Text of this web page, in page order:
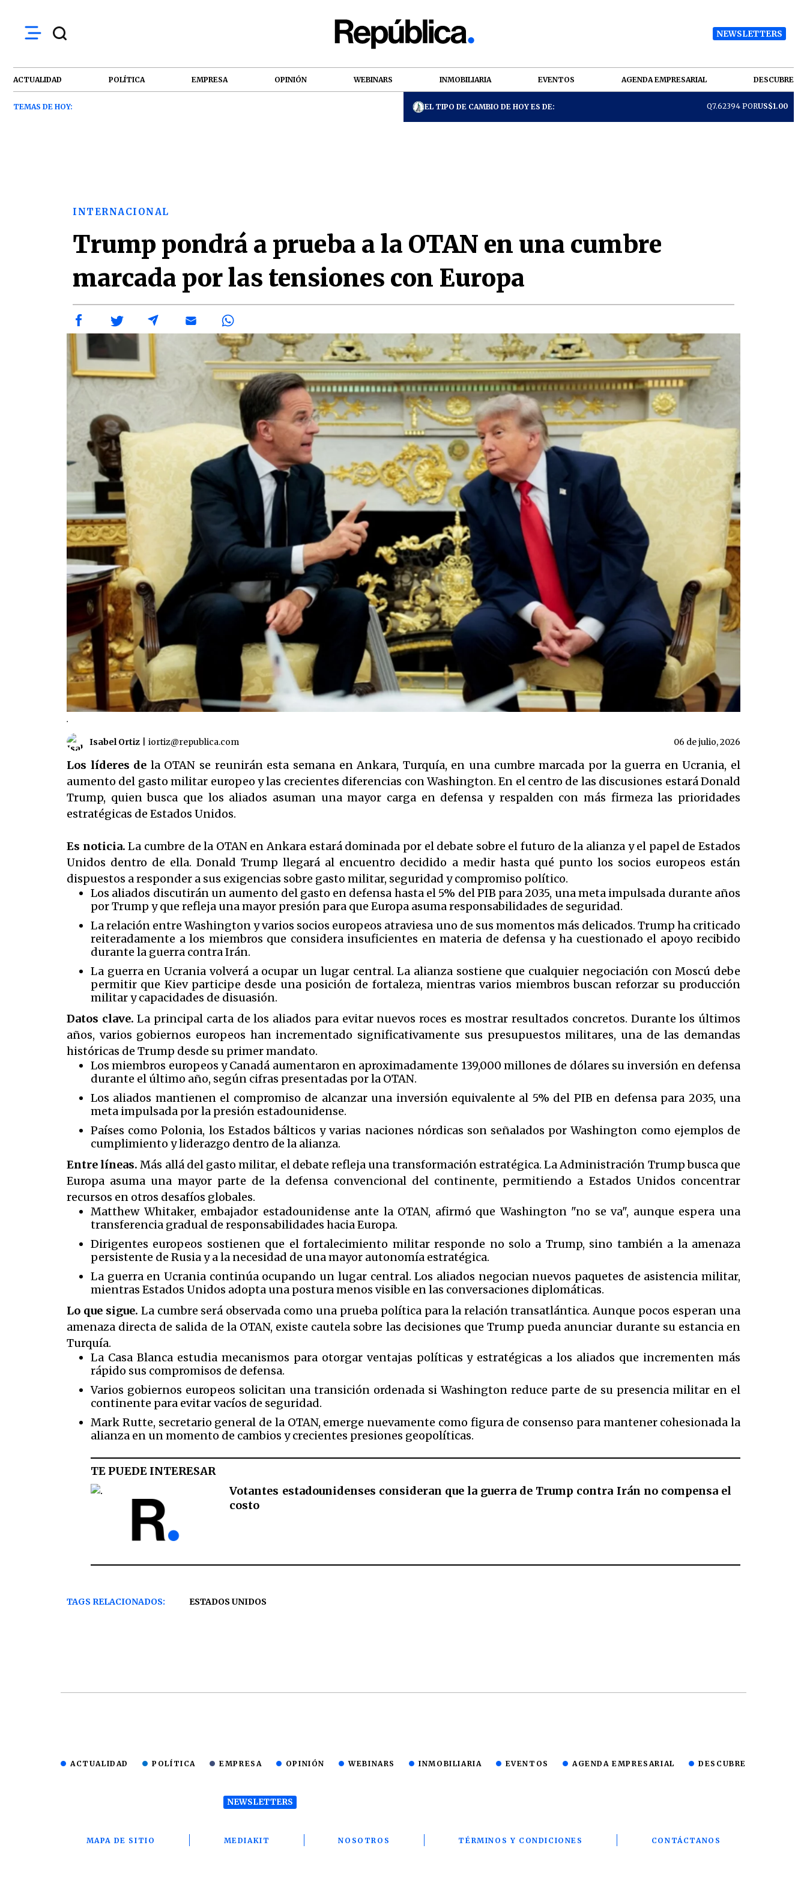
NEWSLETTERS
ACTUALIDAD POLÍTICA EMPRESA OPINIÓN WEBINARS INMOBILIARIA EVENTOS AGENDA EMPRESARIAL DESCUBRE
TEMAS DE HOY: EL TIPO DE CAMBIO DE HOY ES DE: Q7.62394 PORUS$1.00
INTERNACIONAL
Trump pondrá a prueba a la OTAN en una cumbre
marcada por las tensiones con Europa
.
Isabel Ortiz iortiz@republica.com 06 de julio, 2026
Los líderes de la OTAN se reunirán esta semana en Ankara, Turquía, en una cumbre marcada por la guerra en Ucrania, el
aumento del gasto militar europeo y las crecientes diferencias con Washington. En el centro de las discusiones estará Donald
Trump, quien busca que los aliados asuman una mayor carga en defensa y respalden con más firmeza las prioridades
estratégicas de Estados Unidos.
Es noticia.La cumbre de la OTAN en Ankara estará dominada por el debate sobre el futuro de la alianza y el papel de Estados
Unidos dentro de ella. Donald Trump llegará al encuentro decidido a medir hasta qué punto los socios europeos están
dispuestos a responder a sus exigencias sobre gasto militar, seguridad y compromiso político.
Los aliados discutirán un aumento del gasto en defensa hasta el 5% del PIB para 2035, una meta impulsada durante años
por Trump y que refleja una mayor presión para que Europa asuma responsabilidades de seguridad.
La relación entre Washington y varios socios europeos atraviesa uno de sus momentos más delicados. Trump ha criticado
reiteradamente a los miembros que considera insuficientes en materia de defensa y ha cuestionado el apoyo recibido
durante la guerra contra Irán.
La guerra en Ucrania volverá a ocupar un lugar central. La alianza sostiene que cualquier negociación con Moscú debe
permitir que Kiev participe desde una posición de fortaleza, mientras varios miembros buscan reforzar su producción
militar y capacidades de disuasión.
Datos clave.La principal carta de los aliados para evitar nuevos roces es mostrar resultados concretos. Durante los últimos
años, varios gobiernos europeos han incrementado significativamente sus presupuestos militares, una de las demandas
históricas de Trump desde su primer mandato.
Los miembros europeos y Canadá aumentaron en aproximadamente 139,000 millones de dólares su inversión en defensa
durante el último año, según cifras presentadas por la OTAN.
Los aliados mantienen el compromiso de alcanzar una inversión equivalente al 5% del PIB en defensa para 2035, una
meta impulsada por la presión estadounidense.
Países como Polonia, los Estados bálticos y varias naciones nórdicas son señalados por Washington como ejemplos de
cumplimiento y liderazgo dentro de la alianza.
Entre líneas.Más allá del gasto militar, el debate refleja una transformación estratégica. La Administración Trump busca que
Europa asuma una mayor parte de la defensa convencional del continente, permitiendo a Estados Unidos concentrar
recursos en otros desafíos globales.
Matthew Whitaker, embajador estadounidense ante la OTAN, afirmó que Washington "no se va", aunque espera una
transferencia gradual de responsabilidades hacia Europa.
Dirigentes europeos sostienen que el fortalecimiento militar responde no solo a Trump, sino también a la amenaza
persistente de Rusia y a la necesidad de una mayor autonomía estratégica.
La guerra en Ucrania continúa ocupando un lugar central. Los aliados negocian nuevos paquetes de asistencia militar,
mientras Estados Unidos adopta una postura menos visible en las conversaciones diplomáticas.
Lo que sigue. La cumbre será observada como una prueba política para la relación transatlántica. Aunque pocos esperan una
amenaza directa de salida de la OTAN, existe cautela sobre las decisiones que Trump pueda anunciar durante su estancia en
Turquía.
La Casa Blanca estudia mecanismos para otorgar ventajas políticas y estratégicas a los aliados que incrementen más
rápido sus compromisos de defensa.
Varios gobiernos europeos solicitan una transición ordenada si Washington reduce parte de su presencia militar en el
continente para evitar vacíos de seguridad.
Mark Rutte, secretario general de la OTAN, emerge nuevamente como figura de consenso para mantener cohesionada la
alianza en un momento de cambios y crecientes presiones geopolíticas.
TE PUEDE INTERESAR
Votantes estadounidenses consideran que la guerra de Trump contra Irán no compensa el
costo
TAGS RELACIONADOS: ESTADOS UNIDOS
ACTUALIDAD POLÍTICA EMPRESA OPINIÓN WEBINARS INMOBILIARIA EVENTOS AGENDA EMPRESARIAL DESCUBRE
NEWSLETTERS
MAPA DE SITIO MEDIAKIT NOSOTROS TÉRMINOS Y CONDICIONES CONTÁCTANOS